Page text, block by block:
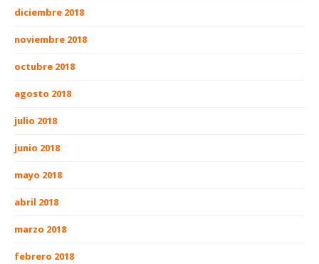
diciembre 2018
noviembre 2018
octubre 2018
agosto 2018
julio 2018
junio 2018
mayo 2018
abril 2018
marzo 2018
febrero 2018